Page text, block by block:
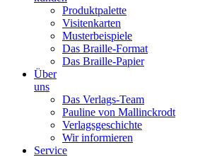
Produktpalette
Visitenkarten
Musterbeispiele
Das Braille-Format
Das Braille-Papier
Über
uns
Das Verlags-Team
Pauline von Mallinckrodt
Verlagsgeschichte
Wir informieren
Service